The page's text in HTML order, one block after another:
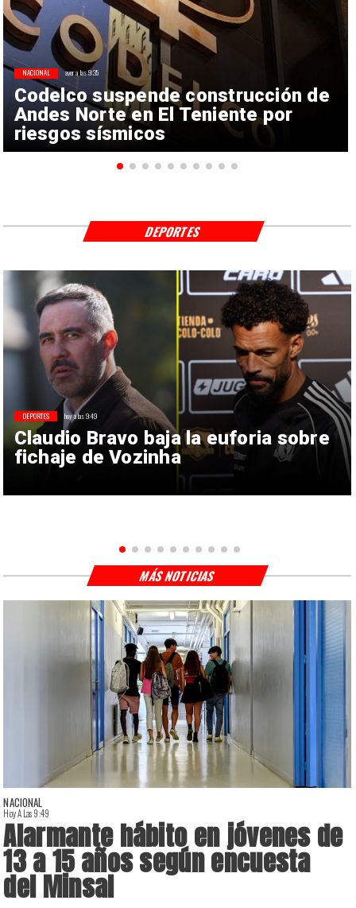
Codelco suspende construcción de
Andes Norte en El Teniente por
riesgos sísmicos
NACIONAL ayer a las 9:35
Claudio Bravo baja la euforia sobre
fichaje de Vozinha
DEPORTES hoy a las 9:49
DEPORTES
NACIONAL
Hoy A Las 9:49
Alarmante hábito en jóvenes de
13 a 15 años según encuesta
del Minsal
MÁS NOTICIAS